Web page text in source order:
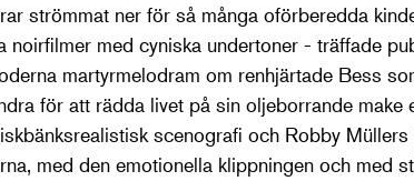
strömmat ner för så många oförberedda
noirfilmer med cyniska undertoner - träffade
martyrmelodram om renhjärtade Bess
för att rädda livet på sin oljeborrande make
scenografi och Robby Müllers
med den emotionella klippningen och med